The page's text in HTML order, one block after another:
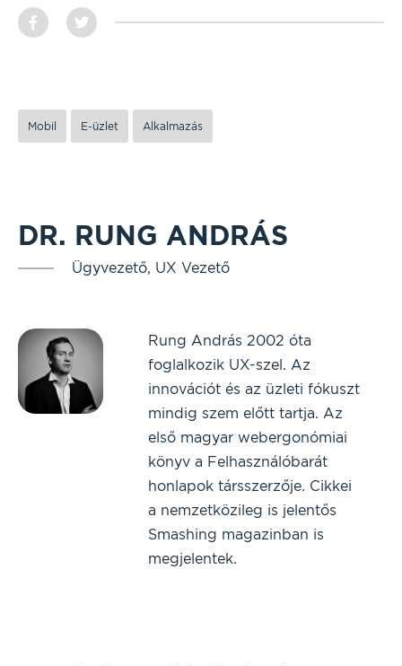
Mobil E-üzlet Alkalmazás
DR. RUNG ANDRÁS
Ügyvezető, UX Vezető
Rung András 2002 óta
foglalkozik UX-szel. Az
innovációt és az üzleti fókuszt
mindig szem előtt tartja. Az
első magyar webergonómiai
könyv a Felhasználóbarát
honlapok társszerzője. Cikkei
a nemzetközileg is jelentős
Smashing magazinban is
megjelentek.